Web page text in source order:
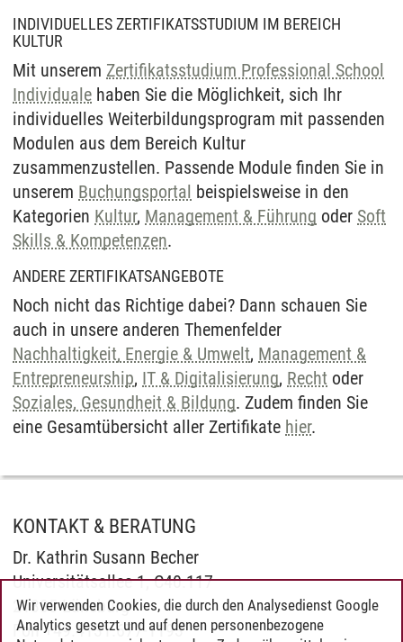
INDIVIDUELLES ZERTIFIKATSSTUDIUM IM BEREICH
KULTUR
Mit unserem Zertifikatsstudium Professional School
Individuale haben Sie die Möglichkeit, sich Ihr
individuelles Weiterbildungsprogram mit passenden
Modulen aus dem Bereich Kultur
zusammenzustellen. Passende Module finden Sie in
unserem Buchungsportal beispielsweise in den
Kategorien Kultur, Management & Führung oder Soft
Skills & Kompetenzen.
ANDERE ZERTIFIKATSANGEBOTE
Noch nicht das Richtige dabei? Dann schauen Sie
auch in unsere anderen Themenfelder
Nachhaltigkeit, Energie & Umwelt, Management &
Entrepreneurship, IT & Digitalisierung, Recht oder
Soziales, Gesundheit & Bildung. Zudem finden Sie
eine Gesamtübersicht aller Zertifikate hier.
KONTAKT & BERATUNG
Dr. Kathrin Susann Becher
Universitätsallee 1, C40.117
21335 Lüneburg
Fon +49.4131.677-1193
Wir verwenden Cookies, die durch den Analysedienst Google
Analytics gesetzt und auf denen personenbezogene